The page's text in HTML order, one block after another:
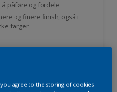
å påføre og fordele
og finere finish, også i
farger
you agree to the storing of cookies